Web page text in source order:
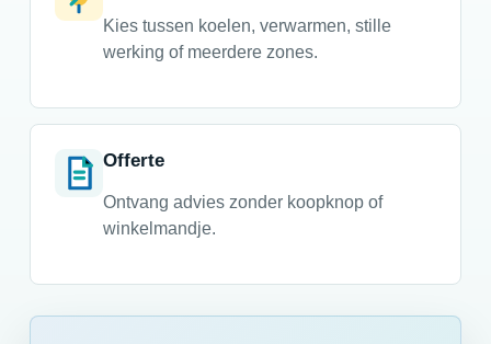
Kies tussen koelen, verwarmen, stille
werking of meerdere zones.
Offerte
Ontvang advies zonder koopknop of
winkelmandje.